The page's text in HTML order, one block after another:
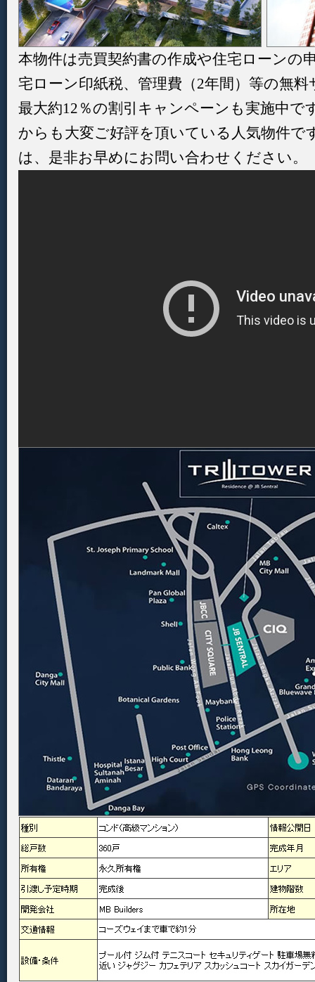
本物件は売買契約書の作成や住宅ローンの
宅ローン印紙税、管理費（2年間）等の無
最大約12％の割引キャンペーンも実施中で
からも大変ご好評を頂いている人気物件で
は、是非お早めにお問い合わせください。